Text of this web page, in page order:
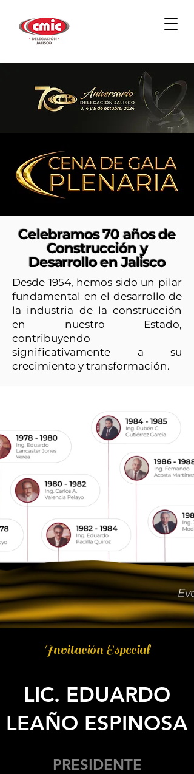
Celebramos 70 años de
Construcción y
Desarrollo en Jalisco
Desde 1954, hemos sido un pilar
fundamental en el desarrollo de
la industria de la construcción
en nuestro Estado,
contribuyendo
significativamente a su
crecimiento y transformación.
Invitación Especial
LIC. EDUARDO
LEAÑO ESPINOSA
PRESIDENTE